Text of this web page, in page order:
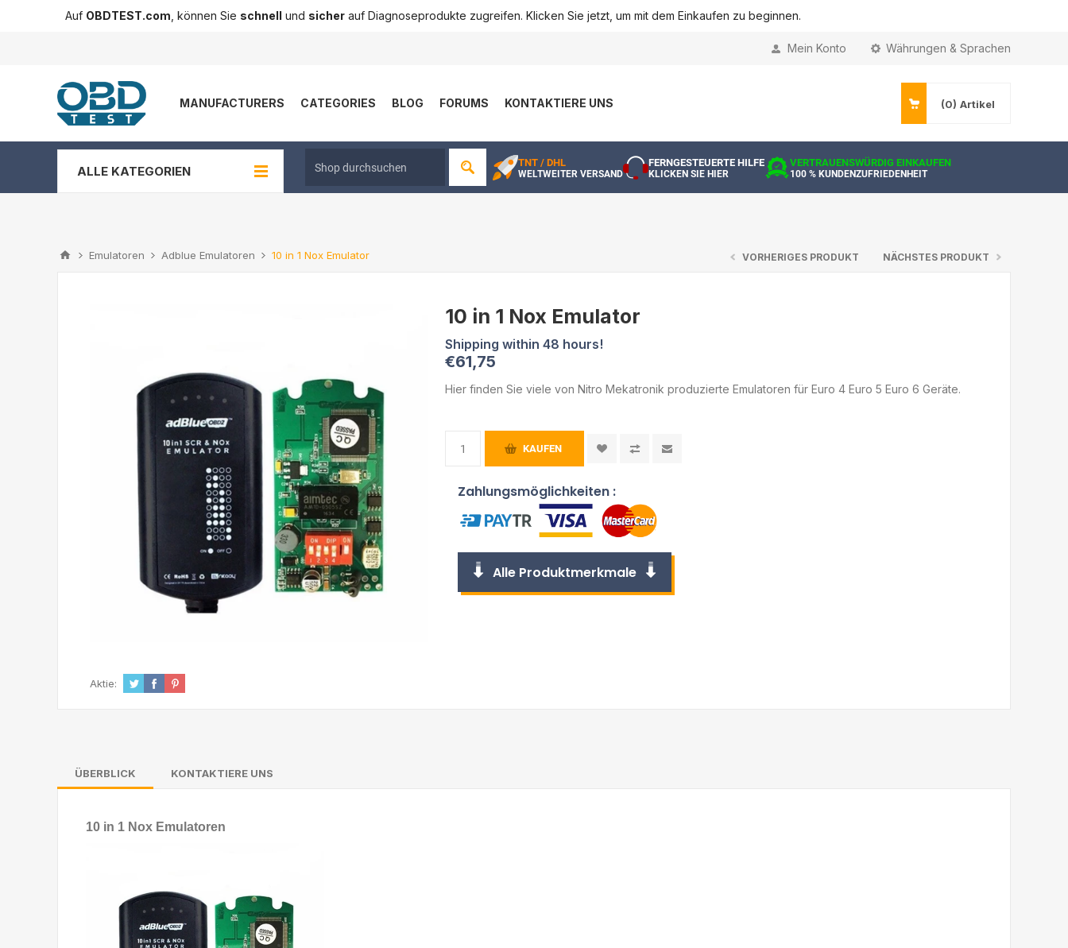
Auf OBDTEST.com , können Sie schnell und sicher auf Diagnoseprodukte zugreifen. Klicken Sie jetzt, um mit dem Einkaufen zu beginnen.
Währungen & Sprachen
Mein Konto
MANUFACTURERS CATEGORIES BLOG FORUMS KONTAKTIERE UNS (0) Artikel
ALLE KATEGORIEN
TNT / DHL
WELTWEITER VERSAND
FERNGESTEUERTE HILFE
KLICKEN SIE HIER
VERTRAUENSWÜRDIG EINKAUFEN
100 % KUNDENZUFRIEDENHEIT
Emulatoren Adblue Emulatoren 10 in 1 Nox Emulator VORHERIGES PRODUKT NÄCHSTES PRODUKT
10 in 1 Nox Emulator
€61,75
Hier finden Sie viele von Nitro Mekatronik produzierte Emulatoren für Euro 4 Euro 5 Euro 6 Geräte.
KAUFEN
Zahlungsmöglichkeiten :
Alle Produktmerkmale
Aktie:
ÜBERBLICK KONTAKTIERE UNS
10 in 1 Nox Emulatoren